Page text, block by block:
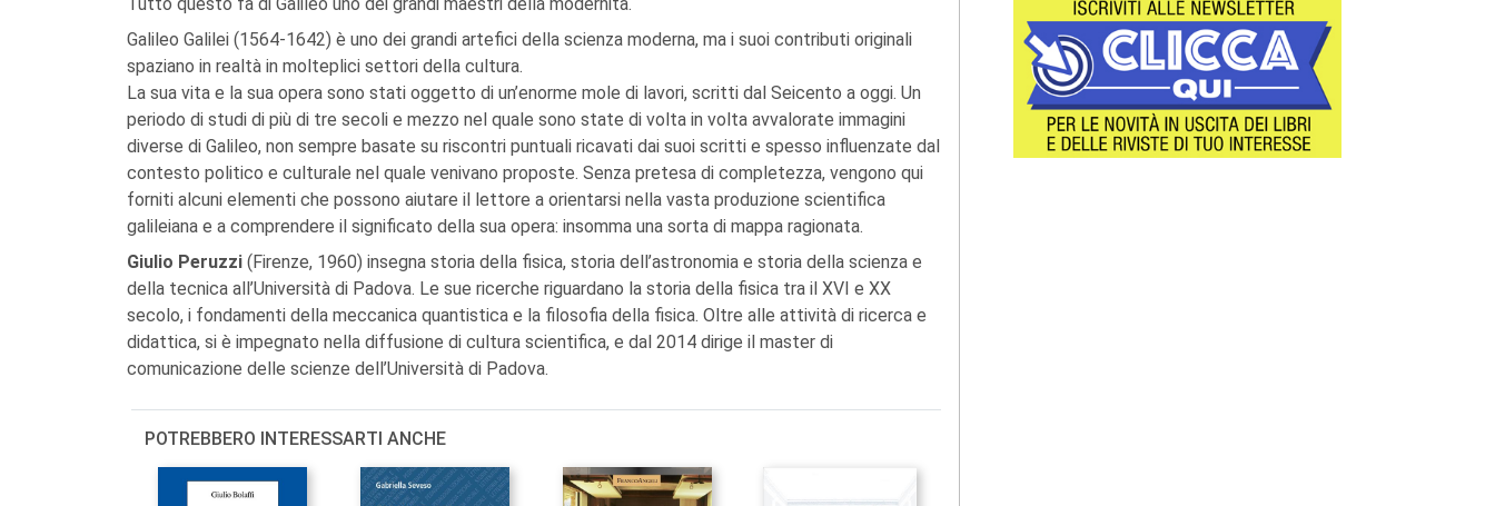
Galileo Galilei (1564-1642) è uno dei grandi artefici della scienza moderna, ma i suoi contributi originali
spaziano in realtà in molteplici settori della cultura.
La sua vita e la sua opera sono stati oggetto di un’enorme mole di lavori, scritti dal Seicento a oggi. Un
periodo di studi di più di tre secoli e mezzo nel quale sono state di volta in volta avvalorate immagini
diverse di Galileo, non sempre basate su riscontri puntuali ricavati dai suoi scritti e spesso influenzate dal
contesto politico e culturale nel quale venivano proposte. Senza pretesa di completezza, vengono qui
forniti alcuni elementi che possono aiutare il lettore a orientarsi nella vasta produzione scientifica
galileiana e a comprendere il significato della sua opera: insomma una sorta di mappa ragionata.
Giulio Peruzzi (Firenze, 1960) insegna storia della fisica, storia dell’astronomia e storia della scienza e
della tecnica all’Università di Padova. Le sue ricerche riguardano la storia della fisica tra il XVI e XX
secolo, i fondamenti della meccanica quantistica e la filosofia della fisica. Oltre alle attività di ricerca e
didattica, si è impegnato nella diffusione di cultura scientifica, e dal 2014 dirige il master di
comunicazione delle scienze dell’Università di Padova.
POTREBBERO INTERESSARTI ANCHE